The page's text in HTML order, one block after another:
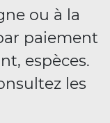
ou à la
paiement
espèces.
les